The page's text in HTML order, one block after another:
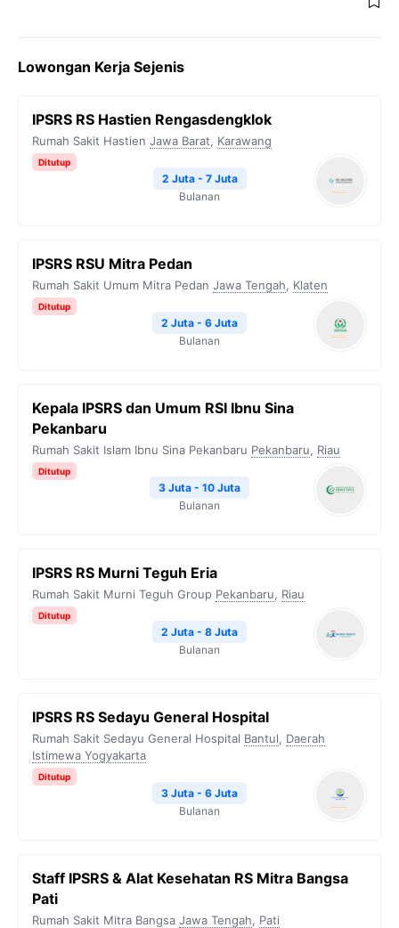
Lowongan Kerja Sejenis
IPSRS RS Hastien Rengasdengklok
Rumah Sakit Hastien Jawa Barat, Karawang
Ditutup
2 Juta - 7 Juta
Bulanan
IPSRS RSU Mitra Pedan
Rumah Sakit Umum Mitra Pedan Jawa Tengah, Klaten
Ditutup
2 Juta - 6 Juta
Bulanan
Kepala IPSRS dan Umum RSI Ibnu Sina
Pekanbaru
Rumah Sakit Islam Ibnu Sina Pekanbaru Pekanbaru, Riau
Ditutup
3 Juta - 10 Juta
Bulanan
IPSRS RS Murni Teguh Eria
Rumah Sakit Murni Teguh Group Pekanbaru, Riau
Ditutup
2 Juta - 8 Juta
Bulanan
IPSRS RS Sedayu General Hospital
Rumah Sakit Sedayu General Hospital Bantul, Daerah
Istimewa Yogyakarta
Ditutup
3 Juta - 6 Juta
Bulanan
Staff IPSRS & Alat Kesehatan RS Mitra Bangsa
Pati
Rumah Sakit Mitra Bangsa Jawa Tengah, Pati